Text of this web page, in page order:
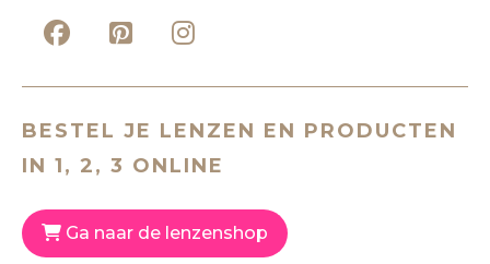
BESTEL JE LENZEN EN PRODUCTEN
IN 1, 2, 3 ONLINE
Ga naar de lenzenshop